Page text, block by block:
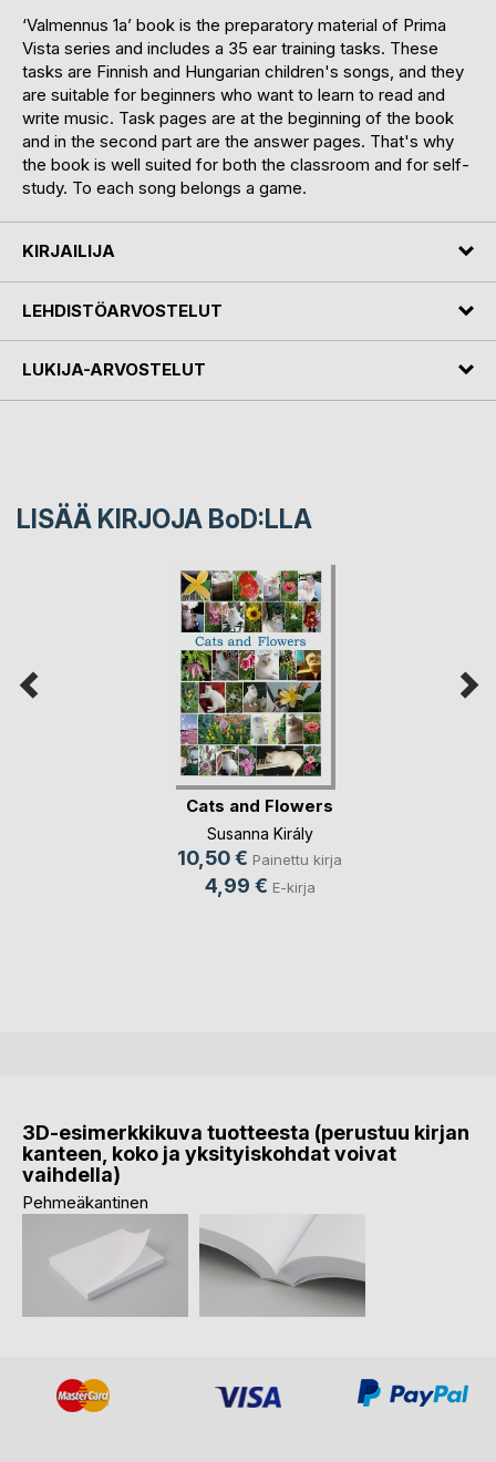
‘Valmennus 1a’ book is the preparatory material of Prima
Vista series and includes a 35 ear training tasks. These
tasks are Finnish and Hungarian children's songs, and they
are suitable for beginners who want to learn to read and
write music. Task pages are at the beginning of the book
and in the second part are the answer pages. That's why
the book is well suited for both the classroom and for self-
study. To each song belongs a game.
KIRJAILIJA
LEHDISTÖARVOSTELUT
LUKIJA-ARVOSTELUT
LISÄÄ KIRJOJA BoD:LLA
Cats and Flowers
Susanna Király
10,50 € Painettu kirja
4,99 € E-kirja
3D-esimerkkikuva tuotteesta (perustuu kirjan
kanteen, koko ja yksityiskohdat voivat
vaihdella)
Pehmeäkantinen